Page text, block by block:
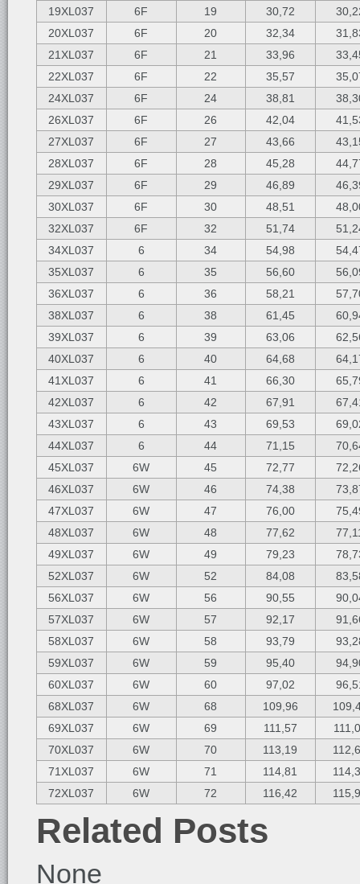
19XL037 6F 19 30,72
20XL037
6F 20 32,34
21XL037
6F 21 33,96
22XL037
6F 22 35,57
24XL037
6F 24 38,81
26XL037
6F 26 42,04
27XL037
6F 27 43,66
28XL037
6F 28 45,28
29XL037
6F 29 46,89
30XL037
6F 30 48,51
32XL037
6F 32 51,74
34XL037
6 34 54,98
35XL037
6 35 56,60
36XL037
6 36 58,21
38XL037
6 38 61,45
39XL037
6 39 63,06
40XL037
6 40 64,68
41XL037
6 41 66,30
42XL037
6 42 67,91
43XL037
6 43 69,53
44XL037
6 44 71,15
45XL037
6W 45 72,77
46XL037
6W 46 74,38
47XL037
6W 47 76,00
48XL037
6W 48 77,62
49XL037
6W 49 79,23
52XL037
6W 52 84,08
56XL037
6W 56 90,55
57XL037
6W 57 92,17
58XL037
6W 58 93,79
59XL037
6W 59 95,40
60XL037
6W 60 97,02
68XL037
6W 68 109,96
69XL037
6W 69 111,57
70XL037
6W 70 113,19
71XL037
6W 71 114,81
72XL037
6W 72 116,42
Related Posts
None